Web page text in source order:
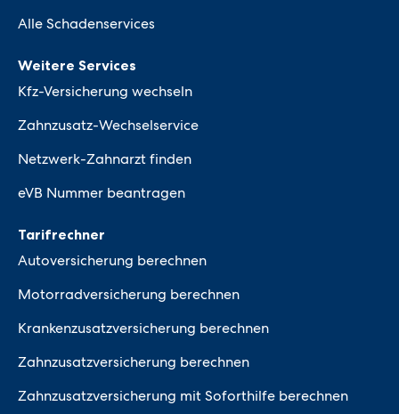
Alle Schadenservices
Weitere Services
Kfz-Versicherung wechseln
Zahnzusatz-Wechselservice
Netzwerk-Zahnarzt finden
eVB Nummer beantragen
Tarifrechner
Autoversicherung berechnen
Motorradversicherung berechnen
Krankenzusatzversicherung berechnen
Zahnzusatzversicherung berechnen
Zahnzusatzversicherung mit Soforthilfe berechnen